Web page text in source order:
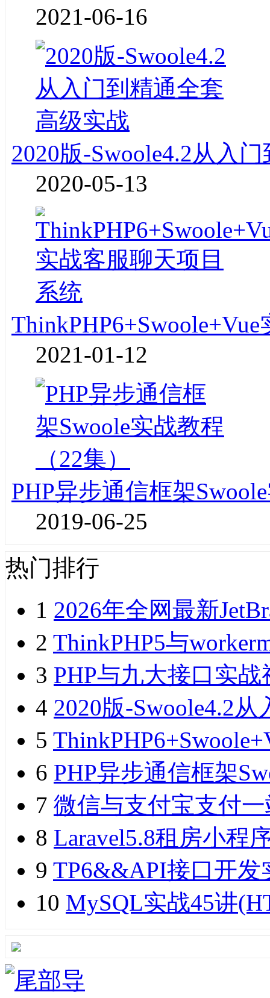
2021-06-16
2020版-Swoole4.2从入
2020-05-13
2021-01-12
PHP异步通信框架
2019-06-25
热门排行
1 2026年全网最新
2 ThinkPHP5与
3 PHP与九大接口实
4 2020版-Swoole4.2
5
6 PHP异步通信框架
7 微信与支付宝支付
8 Laravel5.8租房小程
9 TP6&&API接口开发
10 MySQL实战45讲